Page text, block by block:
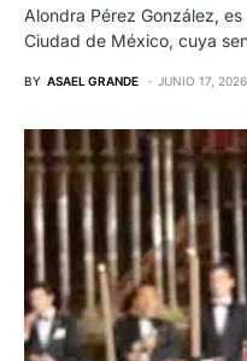
Alondra Pérez González,
Ciudad de México, cuya
BY ASAEL GRANDE JUNIO 17, 2026